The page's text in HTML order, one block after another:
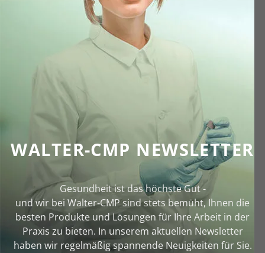
WALTER-CMP NEWSLETTER
Gesundheit ist das höchste Gut -
und wir bei Walter‑CMP sind stets bemüht, Ihnen die
besten Produkte und Lösungen für Ihre Arbeit in der
Praxis zu bieten. In unserem aktuellen Newsletter
haben wir regelmäßig spannende Neuigkeiten für Sie.